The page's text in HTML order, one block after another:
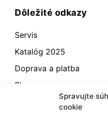
Spravujte
cookie
Dôležité odkazy
Servis
Katalóg 2025
Doprava a platba
Blog